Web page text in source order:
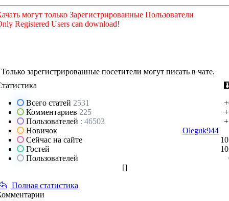
могут только Зарегистрированные Пользователи
Registered Users can download!
Только зарегистрированные посетители могут писать в чате.
Всего статей 2531
Комментариев 225
Пользователей : 46503
Новичок
Oleguk944
Сейчас на сайте
Гостей
Пользователей
[]
Полная статистика